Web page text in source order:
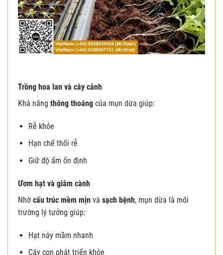
Trồng hoa lan và cây cảnh
Khả năng thông thoáng của mụn dừa giúp:
Rễ khỏe
Hạn chế thối rễ
Giữ độ ẩm ổn định
Ươm hạt và giâm cành
Nhờcấu trúc mềm mịn và sạch bệnh, mụn dừa là môi
trường lý tưởng giúp:
Hạt nảy mầm nhanh
Cây con phát triển khỏe